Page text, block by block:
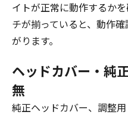
イトが正常に動作するか
チが揃っていると、動作
がります。
ヘッドカバー・純
無
純正ヘッドカバー、調整